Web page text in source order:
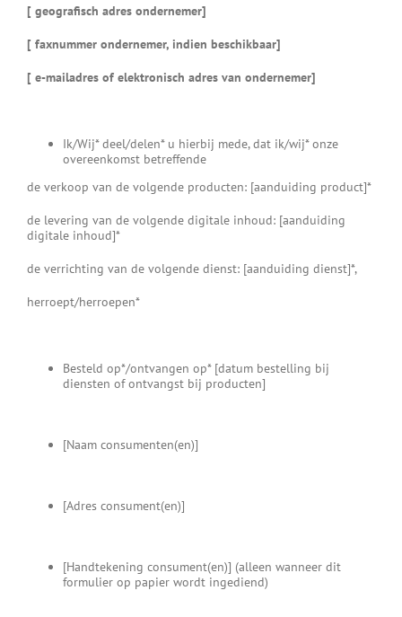
[ geografisch adres ondernemer]
[ faxnummer ondernemer, indien beschikbaar]
[ e-mailadres of elektronisch adres van ondernemer]
Ik/Wij* deel/delen* u hierbij mede, dat ik/wij* onze
overeenkomst betreffende
de verkoop van de volgende producten: [aanduiding product]*
de levering van de volgende digitale inhoud: [aanduiding
digitale inhoud]*
de verrichting van de volgende dienst: [aanduiding dienst]*,
herroept/herroepen*
Besteld op*/ontvangen op* [datum bestelling bij
diensten of ontvangst bij producten]
[Naam consumenten(en)]
[Adres consument(en)]
[Handtekening consument(en)] (alleen wanneer dit
formulier op papier wordt ingediend)